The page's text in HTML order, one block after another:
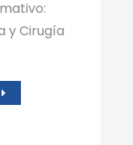
y Cirugía